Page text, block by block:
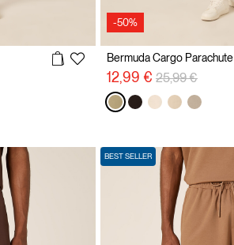
-50%
Bermuda Cargo Parachute
12,99 € Prix réduit de
25,99 €
BEST SELLER